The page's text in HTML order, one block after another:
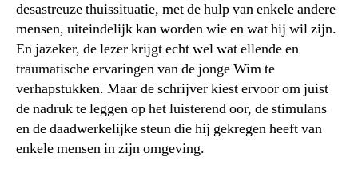
desastreuze thuissituatie, met de hulp van enkele andere
mensen, uiteindelijk kan worden wie en wat hij wil zijn.
En jazeker, de lezer krijgt echt wel wat ellende en
traumatische ervaringen van de jonge Wim te
verhapstukken. Maar de schrijver kiest ervoor om juist
de nadruk te leggen op het luisterend oor, de stimulans
en de daadwerkelijke steun die hij gekregen heeft van
enkele mensen in zijn omgeving.